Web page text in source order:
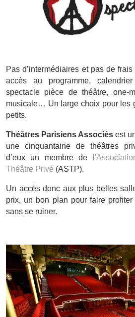
Pas d’intermédiaires et pas de
accès au programme,
spectacle pièce de théâtre, one-
musicale… Un large choix pour les
petits.
Théâtres Parisiens Associés est
une cinquantaine de théâtres
d’eux un membre de l’
Théâtre Privé (ASTP).
Un accès donc aux plus belles
prix, un bon plan pour faire
sans se ruiner.